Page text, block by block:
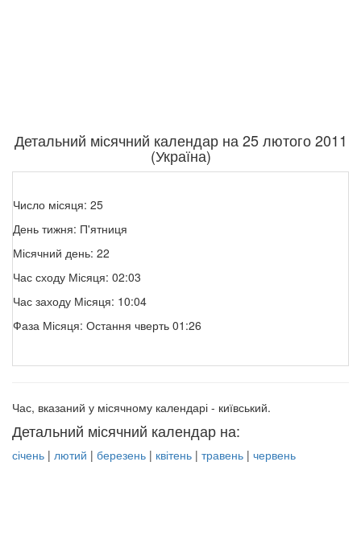
Детальний місячний календар на 25 лютого 2011
(Україна)
Число місяця: 25
День тижня: П'ятниця
Місячний день: 22
Час сходу Місяця: 02:03
Час заходу Місяця: 10:04
Фаза Місяця: Остання чверть 01:26
Час, вказаний у місячному календарі - київський.
Детальний місячний календар на:
січень | лютий | березень | квітень | травень | червень